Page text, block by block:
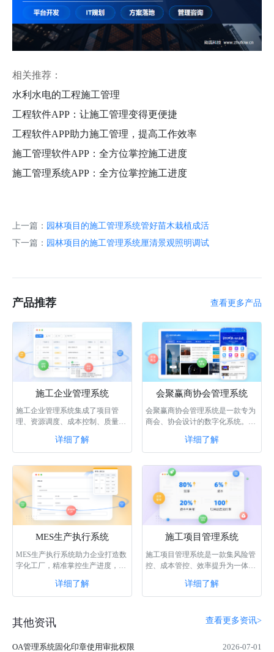
相关推荐：
水利水电的工程施工管理
工程软件APP：让施工管理变得更便捷
工程软件APP助力施工管理，提高工作效率
施工管理软件APP：全方位掌控施工进度
施工管理系统APP：全方位掌控施工进度
上一篇： 园林项目的施工管理系统管好苗木栽植成活
下一篇： 园林项目的施工管理系统厘清景观照明调试
产品推荐 查看更多产品
施工企业管理系统
施工企业管理系统集成了项目管
理、资源调度、成本控制、质量管
和协同作业，···详细了解
会聚赢商协会管理系统
会聚赢商协会管理系统是一款专为
商会、协会设计的数字化系统。该
需商机、内···详细了解
MES生产执行系统
MES生产执行系统助力企业打造数
字化工厂，精准掌控生产进度，合
业解决生产数···详细了解
施工项目管理系统
施工项目管理系统是一款集风险管
控、成本管控、效率提升为一体的
松管理和监···详细了解
其他资讯 查看更多资讯>
OA管理系统固化印章使用审批权限
2026-07-01